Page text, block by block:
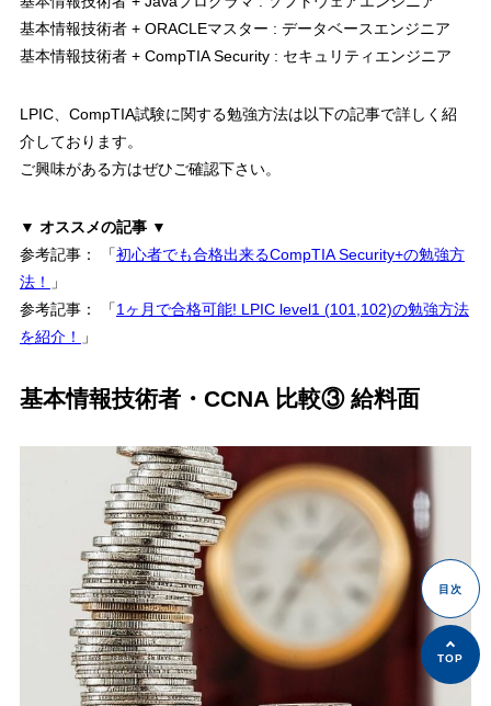
基本情報技術者 + ORACLEマスター : データベースエンジニア
基本情報技術者 + CompTIA Security : セキュリティエンジニア
LPIC、CompTIA試験に関する勉強方法は以下の記事で詳しく紹
介しております。
ご興味がある方はぜひご確認下さい。
▼ オススメの記事 ▼
参考記事： 「初心者でも合格出来るCompTIA Security+の勉強方
法！
」
参考記事： 「1ヶ月で合格可能! LPIC level1 (101,102)の勉強方法
を紹介！
」
基本情報技術者・CCNA 比較③ 給料面